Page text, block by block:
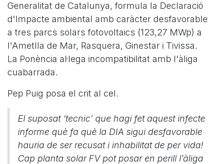
Generalitat de Catalunya, formula la Declaració
d'Impacte ambiental amb caràcter desfavorable
a tres parcs solars fotovoltaics (123,27 MWp) a
l'Ametlla de Mar, Rasquera, Ginestar i Tivissa.
La Ponència al·lega incompatibilitat amb l'àliga
cuabarrada.
Pep Puig posa el crit al cel.
El suposat ‘tecnic’ que hagi fet aquest infecte
informe què fa què la DIA sigui desfavorable
hauria de ser recusat i inhabilitat de per vida!
Cap planta solar FV pot posar en perill l’àliga